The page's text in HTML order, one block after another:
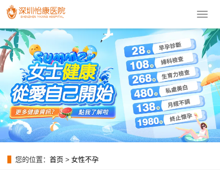
導
菜
單
您的位置： 首页 > 女性不孕